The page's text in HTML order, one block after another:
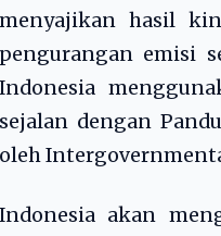
menyajikan hasil
pengurangan emisi
Indonesia
sejalan dengan
oleh
Indonesia akan